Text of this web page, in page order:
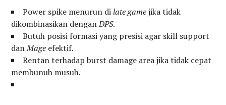
Power spike menurun dilate gamejika tidak
dikombinasikan denganDPS.
Butuh posisi formasi yang presisi agar skill support
danMage efektif.
Rentan terhadap burst damage area jika tidak cepat
membunuh musuh.